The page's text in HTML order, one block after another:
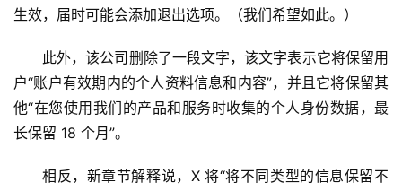
生效，届时可能会添加退出选项。（我们希望如此。）
此外，该公司删除了一段文字，该文字表示它将保留用
户“账户有效期内的个人资料信息和内容”，并且它将保留其
他“在您使用我们的产品和服务时收集的个人身份数据，最
长保留 18 个月”。
相反，新章节解释说，X 将“将不同类型的信息保留不